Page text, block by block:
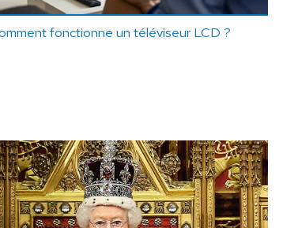
fonctionne un téléviseur LCD ?